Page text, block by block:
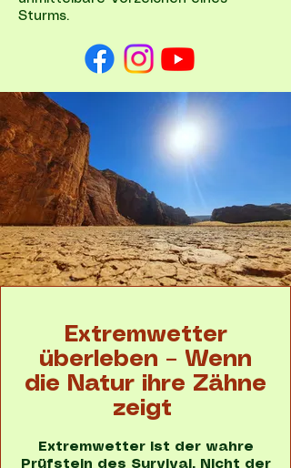
Sturms.
Extremwetter
überleben – Wenn
die Natur ihre Zähne
zeigt
Extremwetter ist der wahre
Prüfstein des Survival. Nicht der